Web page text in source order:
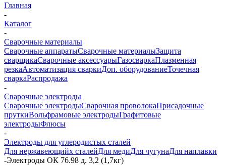
Главная
-
Каталог
-
Сварочные материалы
Сварочные аппаратыСварочные материалыЗащита
сварщикаСварочные аксессуарыГазосваркаПлазменная
резкаАвтоматизация сваркиДоп. оборудованиеТочечная
сваркаРаспродажа
-
Сварочные электроды
Сварочные электродыСварочная проволокаПрисадочные
пруткиВольфрамовые электродыГрафитовые
электродыФлюсы
-
Электроды для углеродистых сталей
Для нержавеющийх сталейДля медиДля чугунаДля наплавки
-Электроды ОК 76.98 д. 3,2 (1,7кг)